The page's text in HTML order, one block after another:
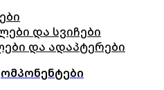
და სვიჩები
და ადაპტერები